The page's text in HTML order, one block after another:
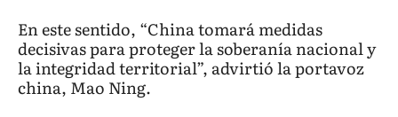
En este sentido, “China tomará medidas
decisivas para proteger la soberanía nacional y
la integridad territorial”, advirtió la portavoz
china, Mao Ning.